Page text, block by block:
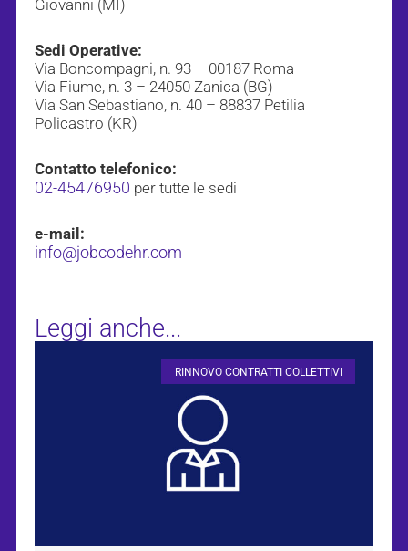
Giovanni (MI)
Sedi Operative:
Via Boncompagni, n. 93 – 00187 Roma
Via Fiume, n. 3 – 24050 Zanica (BG)
Via San Sebastiano, n. 40 – 88837 Petilia
Policastro (KR)
Contatto telefonico:
02-45476950 per tutte le sedi
e-mail:
info@jobcodehr.com
Leggi anche...
RINNOVO CONTRATTI COLLETTIVI